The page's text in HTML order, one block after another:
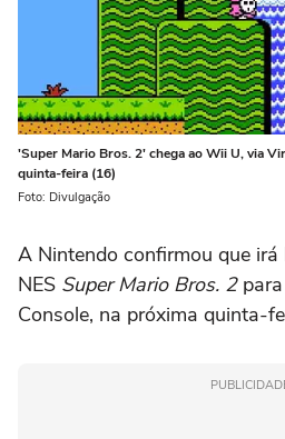
'Super Mario Bros. 2' chega ao Wii U, via
quinta-feira (16)
Foto: Divulgação
A Nintendo confirmou que
NES Super Mario Bros. 2para
Console, na próxima quinta-